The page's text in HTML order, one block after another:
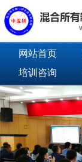
网站首页
培训咨询